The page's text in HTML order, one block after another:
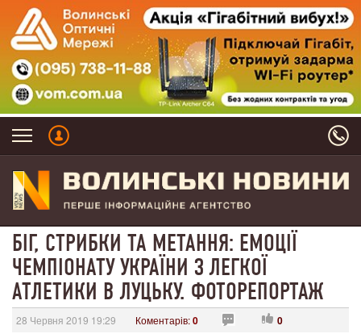
БІГ, СТРИБКИ ТА МЕТАННЯ: ЕМОЦІЇ
ЧЕМПІОНАТУ УКРАЇНИ З ЛЕГКОЇ
АТЛЕТИКИ В ЛУЦЬКУ. ФОТОРЕПОРТАЖ
28 Червня 2019 19:29 Коментарів:0 0